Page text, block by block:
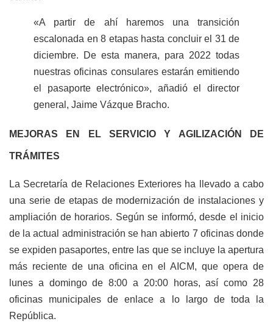
«A partir de ahí haremos una transición
escalonada en 8 etapas hasta concluir el 31 de
diciembre. De esta manera, para 2022 todas
nuestras oficinas consulares estarán emitiendo
el pasaporte electrónico», añadió el director
general, Jaime Vázque Bracho.
MEJORAS EN EL SERVICIO Y AGILIZACIÓN DE
TRÁMITES
La Secretaría de Relaciones Exteriores ha llevado a cabo
una serie de etapas de modernización de instalaciones y
ampliación de horarios. Según se informó, desde el inicio
de la actual administración se han abierto 7 oficinas donde
se expiden pasaportes, entre las que se incluye la apertura
más reciente de una oficina en el AICM, que opera de
lunes a domingo de 8:00 a 20:00 horas, así como 28
oficinas municipales de enlace a lo largo de toda la
República.